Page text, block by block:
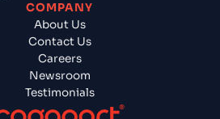
COMPANY
About Us
Contact Us
Careers
Newsroom
Testimonials